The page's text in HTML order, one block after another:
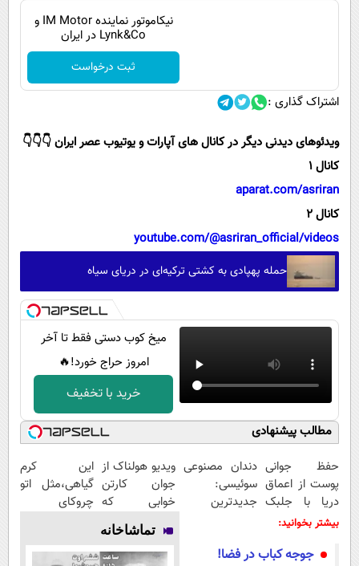
نیکاموتور نماینده IM Motor و
Lynk&Co در ایران
ثبت درخواست
اشتراک گذاری :
ویدئوهای دیدنی دیگر در کانال های آپارات و یوتیوب عصر ایران 👇👇👇
کانال 1
aparat.com/asriran
کانال 2
youtube.com/@asriran_official/videos
حمله پهپادی به کشتی ترکیه‌ای در دریای سیاه
میخ کوب دستی فقط تا آخر
امروز حراج خورد!🔥
خرید با تخفیف
مطالب پیشنهادی
حفظ جوانی
پوست از اعماق
دریا با جلبک
اسپیرولینا
دندان مصنوعی
سوئیسی:
جدیدترین
پرداخت قسطی
ویدیو هولناک از
جوان کارتن
خوابی که
میلیاردر شد.
آموزش رایگان
این کرم
گیاهی،مثل اتو
چروکای
بیشتر بخوانید:
جوجه کباب در فضا!
تماشاخانه